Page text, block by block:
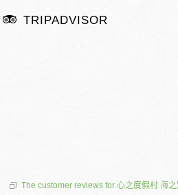
TRIPADVISOR
The customer reviews for 心之度假村 海